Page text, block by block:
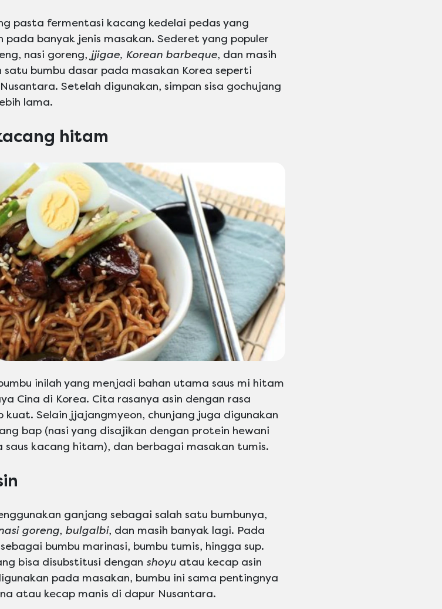
pasta fermentasi kacang kedelai pedas yang
banyak jenis masakan. Sederet yang populer
nasi goreng, jjigae, Korean barbeque, dan masih
satu bumbu dasar pada masakan Korea seperti
Setelah digunakan, simpan sisa gochujang
lama.
hitam
inilah yang menjadi bahan utama saus mi hitam
Cina di Korea. Cita rasanya asin dengan rasa
Selain jjajangmyeon, chunjang juga digunakan
bap (nasi yang disajikan dengan protein hewani
kacang hitam), dan berbagai masakan tumis.
ganjang sebagai salah satu bumbunya,
goreng, bulgalbi, dan masih banyak lagi. Pada
bumbu marinasi, bumbu tumis, hingga sup.
bisa disubstitusi dengan shoyu atau kecap asin
pada masakan, bumbu ini sama pentingnya
atau kecap manis di dapur Nusantara.